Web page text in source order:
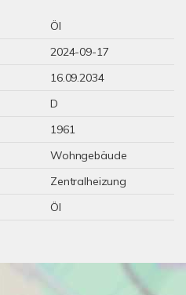
Öl
2024-09-17
16.09.2034
D
1961
Wohngebäude
Zentralheizung
Öl